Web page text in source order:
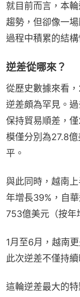
就目前而言，本
趨勢，但卻像一
過程中積累的結
逆差從哪來？
從歷史數據來看
逆差頗為罕見。
保持貿易順差，
模僅分別為27.8
平。
與此同時，越南
年增長39%，自
753億美元（按年
1月至6月，越南
此次逆差不僅持
這輪逆差最大的